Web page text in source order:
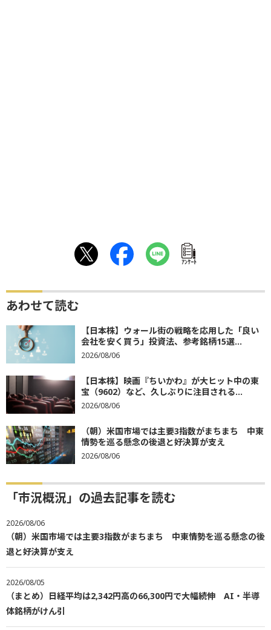
ｱﾝｹｰﾄ
あわせて読む
【日本株】ウォール街の戦略を応用した「良い
会社を安く買う」投資法、参考銘柄15選...
2026/08/06
【日本株】映画『ちいかわ』が大ヒット中の東
宝（9602）など、久しぶりに注目される...
2026/08/06
（朝）米国市場では主要3指数がまちまち 中東
情勢を巡る懸念の後退と好決算が支え
2026/08/06
「市況概況」の過去記事を読む
2026/08/06
（朝）米国市場では主要3指数がまちまち 中東情勢を巡る懸念の後
退と好決算が支え
2026/08/05
（まとめ）日経平均は2,342円高の66,300円で大幅続伸 AI・半導
体銘柄がけん引